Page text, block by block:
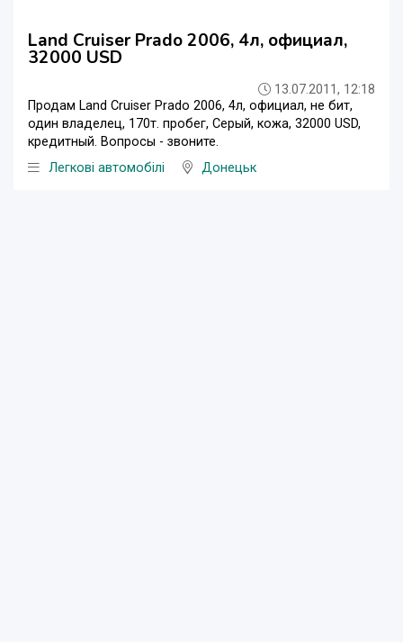
Land Cruiser Prado 2006, 4л, официал,
32000 USD
13.07.2011, 12:18
Продам Land Cruiser Prado 2006, 4л, официал, не бит,
один владелец, 170т. пробег, Серый, кожа, 32000 USD,
кредитный. Вопросы - звоните.
Легкові автомобілі
Донецьк